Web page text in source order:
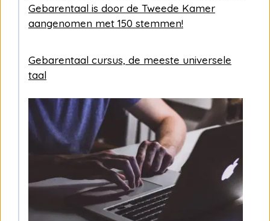
Gebarentaal is door de Tweede Kamer
aangenomen met 150 stemmen!
Gebarentaal cursus, de meeste universele
taal